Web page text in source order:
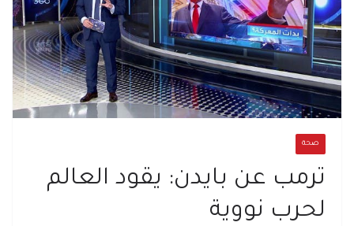
صحة
ترمب عن بايدن: يقود العالم
لحرب نووية